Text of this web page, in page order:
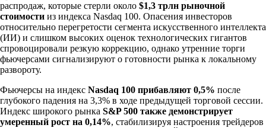
распродаж, которые стерли около $1,3 трлн рыночной
стоимости из индекса Nasdaq 100. Опасения инвесторов
относительно перегретости сегмента искусственного интеллекта
(ИИ) и слишком высоких оценок технологических гигантов
спровоцировали резкую коррекцию, однако утренние торги
фьючерсами сигнализируют о готовности рынка к локальному
развороту.
Фьючерсы на индекс Nasdaq 100 прибавляют 0,5% после
глубокого падения на 3,3% в ходе предыдущей торговой сессии.
Индекс широкого рынка S&P 500 также демонстрирует
умеренный рост на 0,14%, стабилизируя настроения трейдеров